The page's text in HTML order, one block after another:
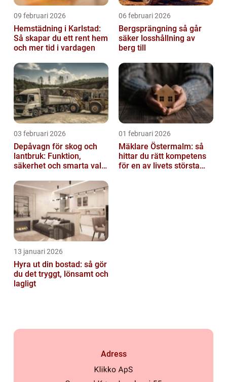
09 februari 2026
Hemstädning i Karlstad:
Så skapar du ett rent hem
och mer tid i vardagen
06 februari 2026
Bergsprängning så går
säker losshållning av
berg till
03 februari 2026
Depåvagn för skog och
lantbruk: Funktion,
säkerhet och smarta val
01 februari 2026
Mäklare Östermalm: så
hittar du rätt kompetens
för en av livets största
13 januari 2026
Hyra ut din bostad: så gör
du det tryggt, lönsamt och
lagligt
Adress